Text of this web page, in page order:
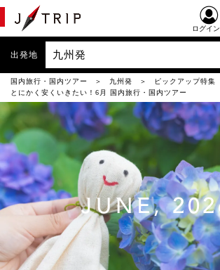
ログイン
出発地 九州発
国内旅行・国内ツアー 九州発
ピックアップ特集
とにかく安くいきたい！6月 国内旅行・国内ツアー
JUNE,